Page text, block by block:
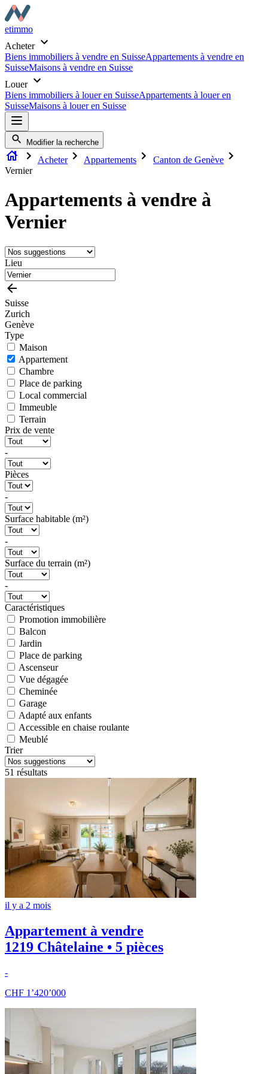
etimmo
Acheter
Biens immobiliers à vendre en SuisseAppartements à vendre en
SuisseMaisons à vendre en Suisse
Louer
Biens immobiliers à louer en SuisseAppartements à louer en
SuisseMaisons à louer en Suisse
Modifier la recherche
Acheter Appartements
Canton de Genève
Vernier
Appartements à vendre à
Vernier
Lieu
Suisse
Zurich
Genève
Type
Maison
Appartement
Chambre
Place de parking
Local commercial
Immeuble
Terrain
Prix de vente
-
Pièces
-
Surface habitable (m²)
-
Surface du terrain (m²)
-
Caractéristiques
Promotion immobilière
Balcon
Jardin
Place de parking
Ascenseur
Vue dégagée
Cheminée
Garage
Adapté aux enfants
Accessible en chaise roulante
Meublé
Trier
51 résultats
il y a 2 mois
Appartement à vendre
1219 Châtelaine • 5 pièces
-
CHF 1’420’000